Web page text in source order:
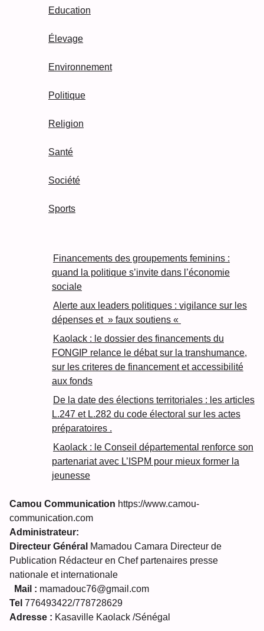
Education
Élevage
Environnement
Politique
Religion
Santé
Société
Sports
Financements des groupements feminins :
quand la politique s’invite dans l’économie
sociale
Alerte aux leaders politiques : vigilance sur les
dépenses et » faux soutiens «
Kaolack : le dossier des financements du
FONGIP relance le débat sur la transhumance,
sur les criteres de financement et accessibilité
aux fonds
De la date des élections territoriales : les articles
L.247 et L.282 du code électoral sur les actes
préparatoires .
Kaolack : le Conseil départemental renforce son
partenariat avec L’ISPM pour mieux former la
jeunesse
Camou Communication https://www.camou-
communication.com
Administrateur:
Directeur Général Mamadou Camara Directeur de
Publication Rédacteur en Chef partenaires presse
nationale et internationale
Mail : mamadouc76@gmail.com
Tel 776493422/778728629
Adresse : Kasaville Kaolack /Sénégal